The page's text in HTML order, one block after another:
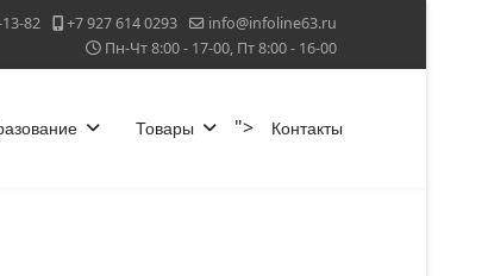
82 +7 927 614 0293
info@infoline63.ru
Пн-Чт 8:00 - 17-00, Пт 8:00 - 16-00
Товары "> Контакты